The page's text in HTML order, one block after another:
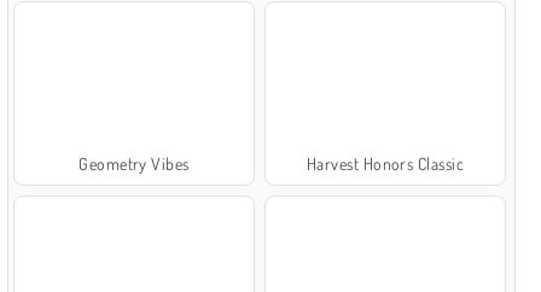
Geometry Vibes Harvest Honors Classic